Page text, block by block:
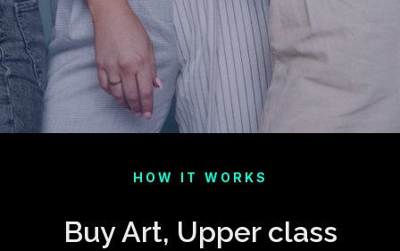
HOW IT WORKS
Buy Art, Upper class